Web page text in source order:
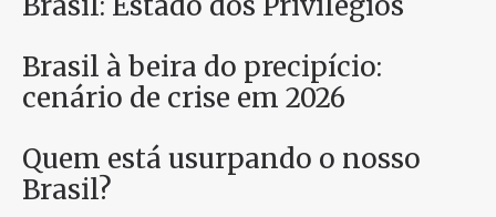
Brasil à beira do precipício:
cenário de crise em 2026
Quem está usurpando o nosso
Brasil?